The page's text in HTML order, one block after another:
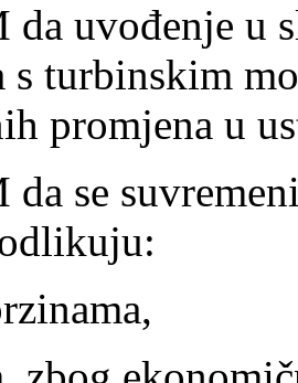
uvođenje u
s turbinskim
promjena u
se